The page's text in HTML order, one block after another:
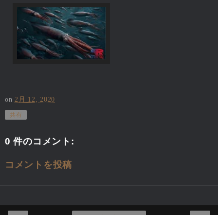
on2月 12, 2020
共有
0 件のコメント:
コメントを投稿